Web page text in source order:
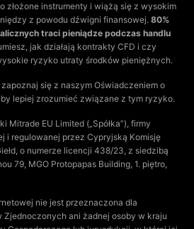
złożone instrumenty i wiążą się z wysokim
z powodu dźwigni finansowej. 80%
traci pieniądze podczas handlu
jak działają kontrakty CFD i czy
ryzyko utraty środków pieniężnych.
się z naszym Oświadczeniem o
lepiej zrozumieć związane z tym ryzyko.
Mitrade EU Limited („Spółka”), firmy
i regulowanej przez Cypryjską Komisję
o numerze licencji 438/23, z siedzibą
79, MGO Protopapas Building, 1. piętro,
nie jest przeznaczona dla
Zjednoczonych ani żadnej osoby w kraju